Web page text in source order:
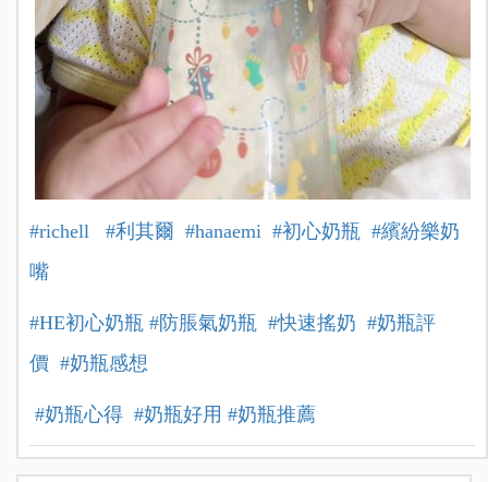
#richell #利其爾 #hanaemi #初心奶瓶 #繽紛樂奶
嘴
#HE初心奶瓶 #防脹氣奶瓶 #快速搖奶 #奶瓶評
價 #奶瓶感想
#奶瓶心得 #奶瓶好用 #奶瓶推薦